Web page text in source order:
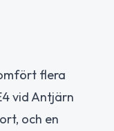
flera
vid Antjärn
och en